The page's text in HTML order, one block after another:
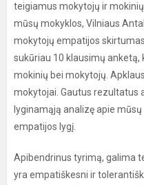
teigiamus mokytojų ir
mūsų mokyklos, Vilniaus
mokytojų empatijos
sukūriau 10 klausimų anketą,
mokinių bei mokytojų.
mokytojai. Gautus rezultatus
lyginamąją analizę apie
empatijos lygį.
Apibendrinus tyrimą, galima
yra empatiškesni ir